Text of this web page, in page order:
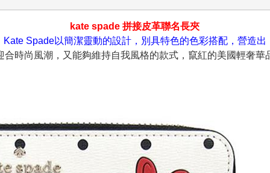
kate spade 拼接皮革聯名長夾
Kate Spade以簡潔靈動的設計，別具特色的色彩搭配，營造出
合時尚風潮，又能夠維持自我風格的款式，竄紅的美國輕奢華